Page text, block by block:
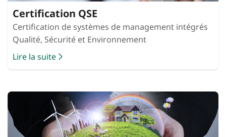
Certification QSE
Certification de systèmes de management intégrés
Qualité, Sécurité et Environnement
Lire la suite